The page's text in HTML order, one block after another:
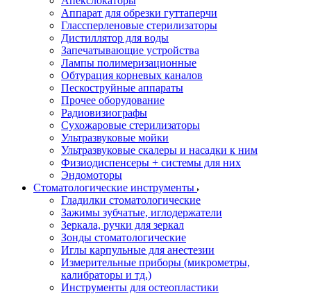
Аппарат для обрезки гуттаперчи
Глассперленовые стерилизаторы
Дистиллятор для воды
Запечатывающие устройства
Лампы полимеризационные
Обтурация корневых каналов
Пескоструйные аппараты
Прочее оборудование
Радиовизиографы
Сухожаровые стерилизаторы
Ультразвуковые мойки
Ультразвуковые скалеры и насадки к ним
Физиодиспенсеры + системы для них
Эндомоторы
Стоматологические инструменты
Гладилки стоматологические
Зажимы зубчатые, иглодержатели
Зеркала, ручки для зеркал
Зонды стоматологические
Иглы карпульные для анестезии
Измерительные приборы (микрометры,
калибраторы и тд.)
Инструменты для остеопластики